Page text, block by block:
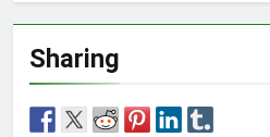
Sharing